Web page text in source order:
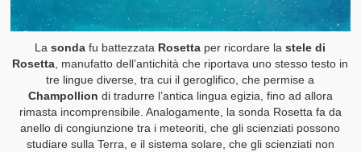
Lasonda fu battezzata Rosetta per ricordare lastele di
Rosetta , manufatto dell’antichità che riportava uno stesso testo in
tre lingue diverse, tra cui il geroglifico, che permise a
Champollion di tradurre l’antica lingua egizia, fino ad allora
rimasta incomprensibile. Analogamente, la sonda Rosetta fa da
anello di congiunzione tra i meteoriti, che gli scienziati possono
studiare sulla Terra, e il sistema solare, che gli scienziati non